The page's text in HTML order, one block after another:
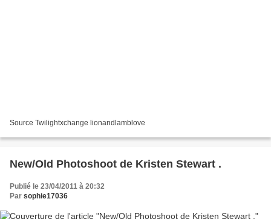
Source Twilightxchange lionandlamblove
New/Old Photoshoot de Kristen Stewart .
Publié le 23/04/2011 à 20:32
Par sophie17036